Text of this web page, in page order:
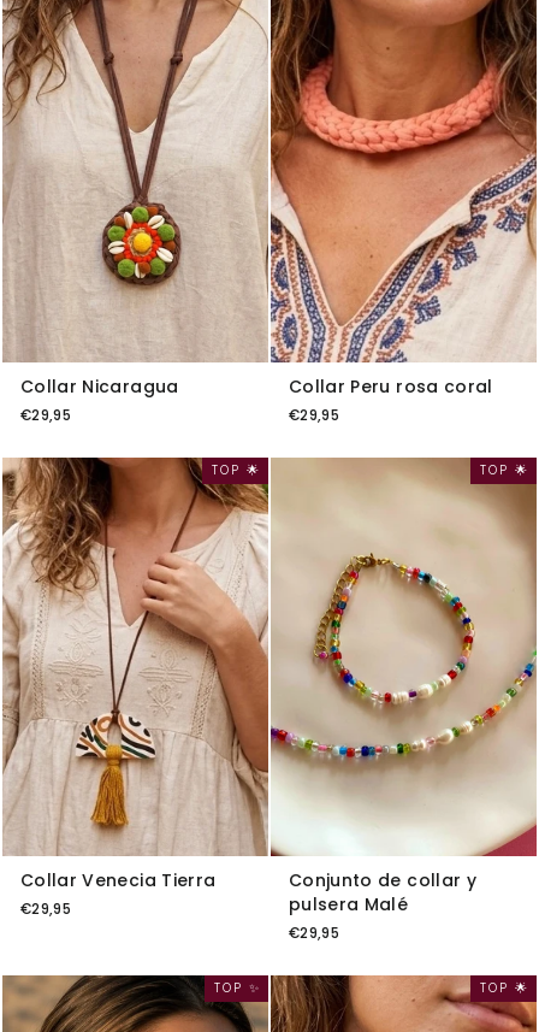
Collar Nicaragua
€29,95
Collar Peru rosa coral
€29,95
TOP 🌟
Collar Venecia Tierra
€29,95
TOP 🌟
Conjunto de collar y
pulsera Malé
€29,95
TOP ✨ TOP 🌟